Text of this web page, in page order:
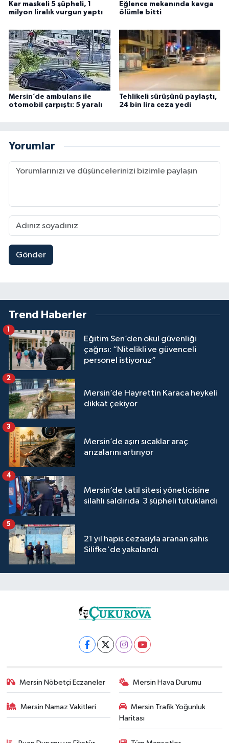
Kar maskeli 5 şüpheli, 1
milyon liralık vurgun yaptı
Eğlence mekanında kavga
ölümle bitti
Mersin’de ambulans ile
otomobil çarpıştı: 5 yaralı
Tehlikeli sürüşünü paylaştı,
24 bin lira ceza yedi
Yorumlar
Gönder
Trend Haberler
Eğitim Sen’den okul güvenliği
çağrısı: “Nitelikli ve güvenceli
personel istiyoruz”
1
Mersin’de Hayrettin Karaca heykeli
dikkat çekiyor
2
Mersin’de aşırı sıcaklar araç
arızalarını artırıyor
3
Mersin’de tatil sitesi yöneticisine
silahlı saldırıda 3 şüpheli tutuklandı
4
21 yıl hapis cezasıyla aranan şahıs
Silifke'de yakalandı
5
Mersin Nöbetçi Eczaneler Mersin Hava Durumu
Mersin Namaz Vakitleri
Mersin Trafik Yoğunluk
Haritası